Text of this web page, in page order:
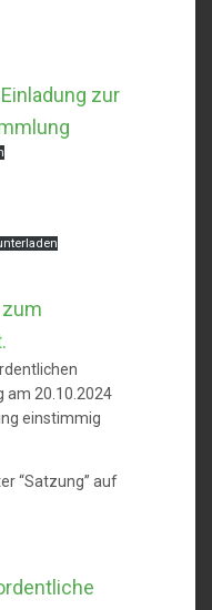
zur
am 20.10.2024
einstimmig
“Satzung” auf